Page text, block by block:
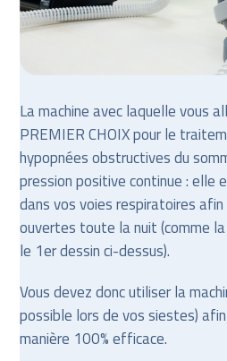
La machine avec laquelle vous
PREMIER CHOIX pour le
hypopnées obstructives du
pression positive continue : elle
dans vos voies respiratoires
ouvertes toute la nuit (comme
le 1er dessin ci-dessus).
Vous devez donc utiliser la
possible lors de vos siestes)
manière 100% efficace.